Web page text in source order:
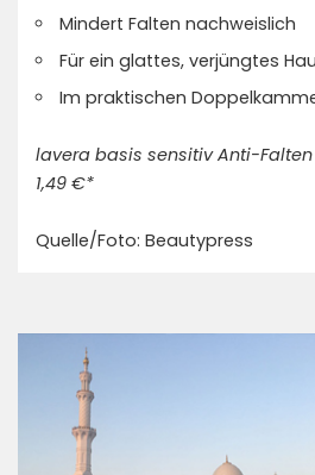
Mindert Falten nachweislich
Für ein glattes, verjüngtes
Im praktischen
lavera basis sensitiv Anti-Falten
1,49 €*
Quelle/Foto: Beautypress